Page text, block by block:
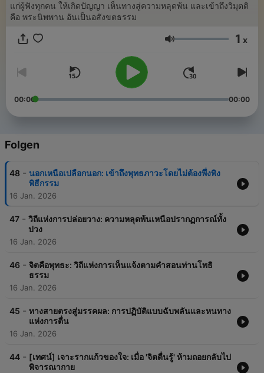
แก่ผู้ฟังทุกคน ให้เกิดปัญญา เห็นทางสู่ความหลุดพ้น และเข้าถึงวิมุตติ
คือ พระนิพพาน อันเป็นอสังขตธรรม
Lautstärke 1 x
00:00 00:00
Folgen
48 - นอกเหนือเปลือกนอก: เข้าถึงพุทธภาวะโดยไม่ต้องพึ่งพิง
พิธีกรรม
16 Jan. 2026
47 - วิถีแห่งการปล่อยวาง: ความหลุดพ้นเหนือปรากฏการณ์ทั้ง
ปวง
16 Jan. 2026
46 - จิตคือพุทธะ: วิถีแห่งการเห็นแจ้งตามคำสอนท่านโพธิ
ธรรม
16 Jan. 2026
45 - ทางสายตรงสู่มรรคผล: การปฏิบัติแบบฉับพลันและหนทาง
แห่งการตื่น
16 Jan. 2026
44 - [เทศน์] เจาะรากแก้วของใจ: เมื่อ 'จิตตื่นรู้' ห้ามถอยกลับไป
พิจารณากาย